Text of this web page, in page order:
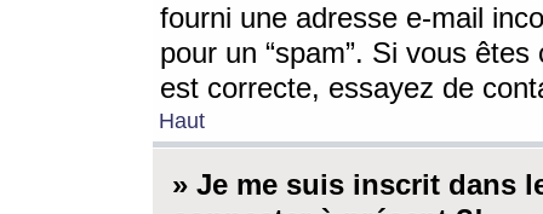
fourni une adresse e-mail
pour un “spam”. Si vous
est correcte, essayez de
Haut
» Je me suis inscrit dans